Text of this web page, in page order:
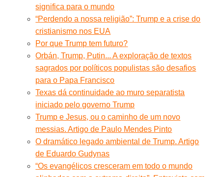
significa para o mundo
“Perdendo a nossa religião”: Trump e a crise do
cristianismo nos EUA
Por que Trump tem futuro?
Orbán, Trump, Putin... A exploração de textos
sagrados por políticos populistas são desafios
para o Papa Francisco
Texas dá continuidade ao muro separatista
iniciado pelo governo Trump
Trump e Jesus, ou o caminho de um novo
messias. Artigo de Paulo Mendes Pinto
O dramático legado ambiental de Trump. Artigo
de Eduardo Gudynas
“Os evangélicos cresceram em todo o mundo